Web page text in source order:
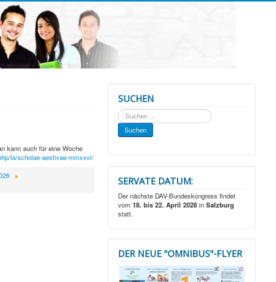
kann auch für eine Woche
la/scholae-aestivae-mmxxvi/
SUCHEN
Suchen
...
Suchen
SERVATE DATUM:
Der nächste DAV-Bundeskongress findet
vom18. bis 22. April 2028 inSalzburg
statt.
DER NEUE "OMNIBUS"-FLYER